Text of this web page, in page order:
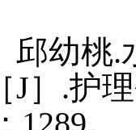
幼桃.
J］.护